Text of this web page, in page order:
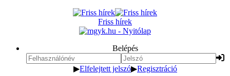
Friss hírek
Belépés
▶Elfelejtett jelszó▶Regisztráció